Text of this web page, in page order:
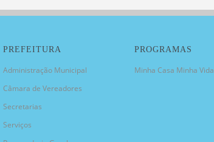
PREFEITURA
Administração Municipal
Câmara de Vereadores
Secretarias
Serviços
PROGRAMAS
Minha Casa Minha Vida